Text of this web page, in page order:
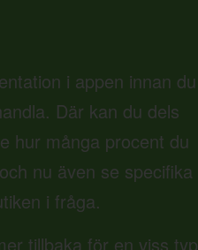
i appen innan du
Där kan du dels
hur många procent du
nu även se specifika
i fråga.
tillbaka för en viss typ